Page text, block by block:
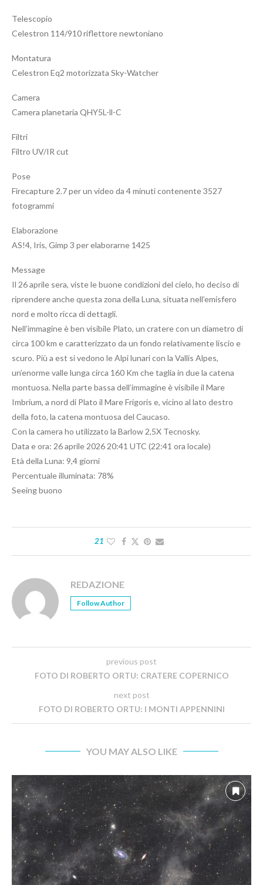
Telescopio
Celestron 114/910 riflettore newtoniano
Montatura
Celestron Eq2 motorizzata Sky-Watcher
Camera
Camera planetaria QHY5L-ll-C
Filtri
Filtro UV/IR cut
Pose
Firecapture 2.7 per un video da 4 minuti contenente 3527
fotogrammi
Elaborazione
AS!4, Iris, Gimp 3 per elaborarne 1425
Message
Il 26 aprile sera, viste le buone condizioni del cielo, ho deciso di
riprendere anche questa zona della Luna, situata nell’emisfero
nord e molto ricca di dettagli.
Nell’immagine è ben visibile Plato, un cratere con un diametro di
circa 100 km e caratterizzato da un fondo relativamente liscio e
scuro. Più a est si vedono le Alpi lunari con la Vallis Alpes,
un’enorme valle lunga circa 160 Km che taglia in due la catena
montuosa. Nella parte bassa dell’immagine è visibile il Mare
Imbrium, a nord di Plato il Mare Frigoris e, vicino al lato destro
della foto, la catena montuosa del Caucaso.
Con la camera ho utilizzato la Barlow 2,5X Tecnosky.
Data e ora: 26 aprile 2026 20:41 UTC (22:41 ora locale)
Età della Luna: 9,4 giorni
Percentuale illuminata: 78%
Seeing buono
21
REDAZIONE
Follow Author
previous post
FOTO DI ROBERTO ORTU: CRATERE COPERNICO
next post
FOTO DI ROBERTO ORTU: I MONTI APPENNINI
YOU MAY ALSO LIKE